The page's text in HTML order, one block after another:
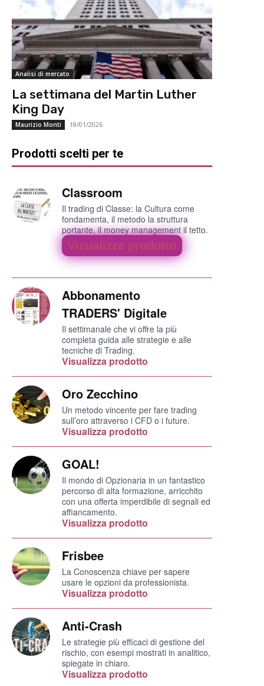
Analisi di mercato
La settimana del Martin Luther
King Day
Maurizio Monti 18/01/2026
Prodotti scelti per te
Classroom
Il trading di Classe: la Cultura come
fondamenta, il metodo la struttura
portante, il money management il tetto.
Visualizza prodotto
Abbonamento
TRADERS' Digitale
Il settimanale che vi offre la più
completa guida alle strategie e alle
tecniche di Trading.
Visualizza prodotto
Oro Zecchino
Un metodo vincente per fare trading
sull’oro attraverso i CFD o i future.
Visualizza prodotto
GOAL!
Il mondo di Opzionaria in un fantastico
percorso di alta formazione, arricchito
con una offerta imperdibile di segnali ed
affiancamento.
Visualizza prodotto
Frisbee
La Conoscenza chiave per sapere
usare le opzioni da professionista.
Visualizza prodotto
Anti-Crash
Le strategie più efficaci di gestione del
rischio, con esempi mostrati in analitico,
spiegate in chiaro.
Visualizza prodotto